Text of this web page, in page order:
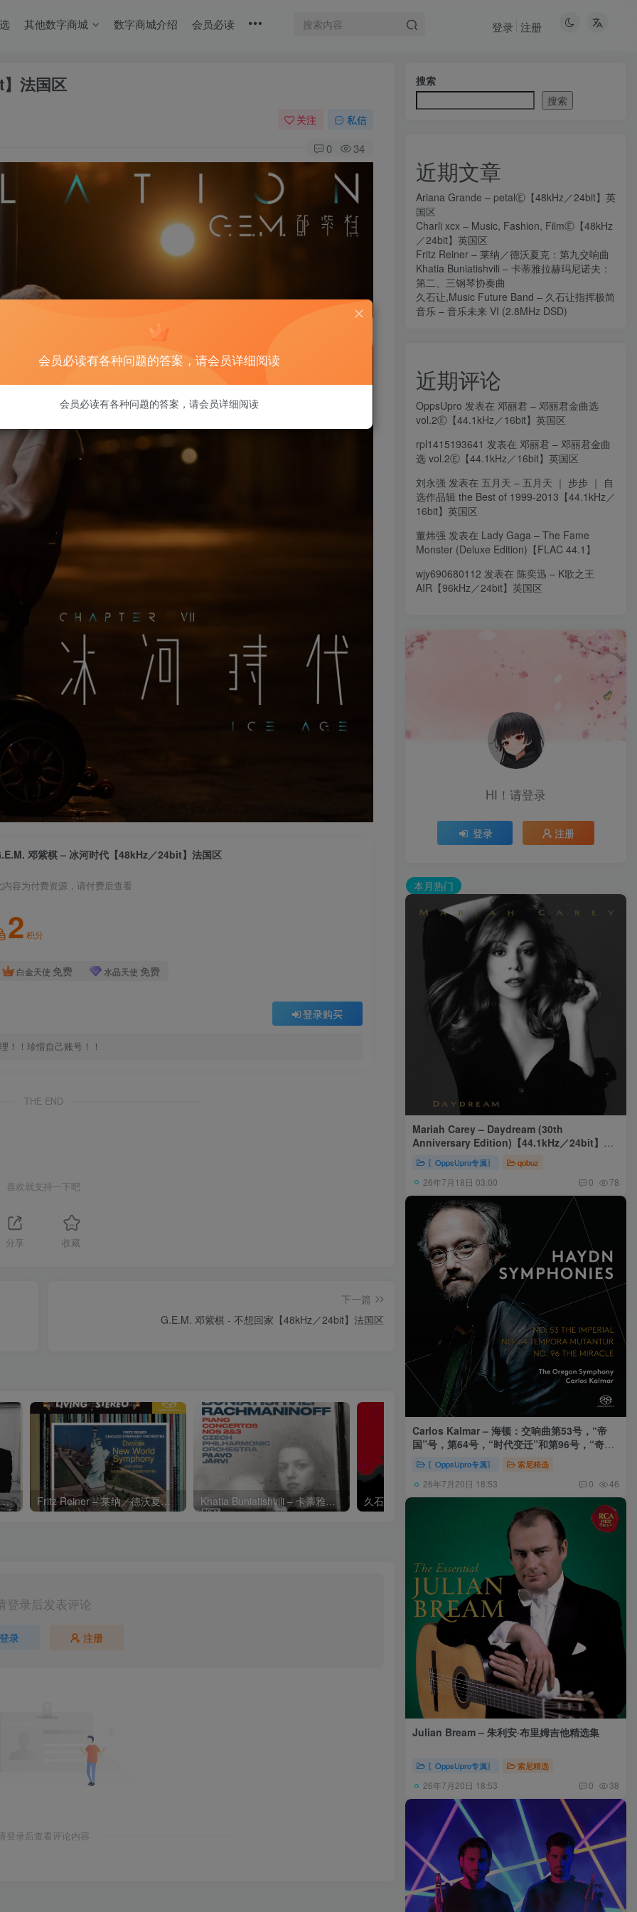
其他数字商城 数字商城介绍 会员必读 登录 注册
法国区
关注 私信
0 34
邓紫棋 – 冰河时代【48kHz／24bit】法国区
内容为付费资源，请付费后查看
2 积分
白金天使 免费 水晶天使 免费
登录购买
！！珍惜自己账号！！
THE END
喜欢就支持一下吧
分享 收藏
下一篇
G.E.M. 邓紫棋 - 不想回家【48kHz／24bit】法国区
Charli xcx – Music, Fashion, FilmⒺ【48kHz／24bit】英国区 Fritz Reiner – 莱纳／德沃夏克：第九交响曲 Khatia Buniatishvili – 卡蒂雅拉赫玛尼诺夫：第二、三钢琴协奏曲 久石让,Music Future Band – 久石让指挥极简音乐 – 音乐未来 VI (2.8MHz DSD)
登录后发表评论
登录 注册
登录后查看评论内容
搜索
搜索
近期文章
Ariana Grande – petalⒺ【48kHz／24bit】英
国区
Charli xcx – Music, Fashion, FilmⒺ【48kHz
／24bit】英国区
Fritz Reiner – 莱纳／德沃夏克：第九交响曲
Khatia Buniatishvili – 卡蒂雅拉赫玛尼诺夫：
第二、三钢琴协奏曲
久石让,Music Future Band – 久石让指挥极简
音乐 – 音乐未来 VI (2.8MHz DSD)
近期评论
OppsUpro 发表在 邓丽君 – 邓丽君金曲选
vol.2Ⓔ【44.1kHz／16bit】英国区
rpl1415193641 发表在 邓丽君 – 邓丽君金曲
选 vol.2Ⓔ【44.1kHz／16bit】英国区
刘永强 发表在 五月天 – 五月天 ｜ 步步 ｜ 自
选作品辑 the Best of 1999-2013【44.1kHz／
16bit】英国区
董炜强 发表在 Lady Gaga – The Fame
Monster (Deluxe Edition)【FLAC 44.1】
wjy690680112 发表在 陈奕迅 – K歌之王
AIR【96kHz／24bit】英国区
HI！请登录
登录 注册
本月热门
Mariah Carey – Daydream (30th
Anniversary Edition)【44.1kHz／24bit】美
〖OppsUpro专属〗 qobuz
26年7月18日 03:00 0 78
Carlos Kalmar – 海顿：交响曲第53号，“帝
国”号，第64号，“时代变迁”和第96号，“奇迹”
号 (俄勒冈交响乐团，卡尔玛)
〖OppsUpro专属〗 索尼精选
26年7月20日 18:53 0 46
Julian Bream – 朱利安·布里姆吉他精选集
〖OppsUpro专属〗 索尼精选
26年7月20日 18:53 0 38
会员必读有各种问题的答案，请会员详细阅读
会员必读有各种问题的答案，请会员详细阅读